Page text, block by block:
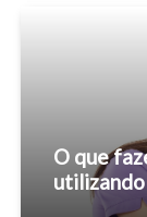
O que
utilizando